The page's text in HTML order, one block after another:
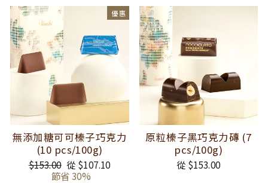
優惠
無添加糖可可榛子巧克力
(10 pcs/100g)
正
$153.00 銷
售
從 $107.10
節省 30%
原粒榛子黑巧克力磚 (7
pcs/100g)
從 $153.00